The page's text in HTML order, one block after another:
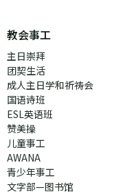
教会事工
主日崇拜
团契生活
成人主日学和祈祷会
国语诗班
ESL英语班
赞美操
儿童事工
AWANA
青少年事工
文字部—图书馆